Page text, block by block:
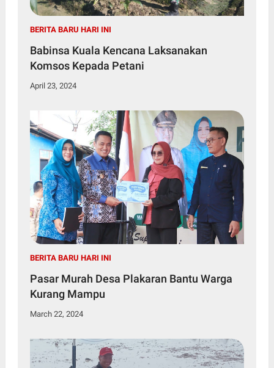
BERITA BARU HARI INI
Babinsa Kuala Kencana Laksanakan
Komsos Kepada Petani
April 23, 2024
BERITA BARU HARI INI
Pasar Murah Desa Plakaran Bantu Warga
Kurang Mampu
March 22, 2024